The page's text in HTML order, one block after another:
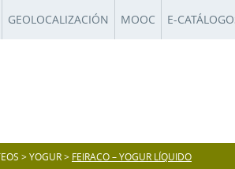
GEOLOCALIZACIÓN MOOC E-
>YOGUR> FEIRACO – YOGUR LÍQUIDO